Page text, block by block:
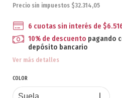
Precio sin impuestos $32.314,05
6 cuotas sin interés de
10% de descuento pagando
depósito bancario
Ver más detalles
COLOR